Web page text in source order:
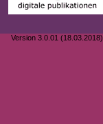
Version 3.0.01 (18.03.2018)